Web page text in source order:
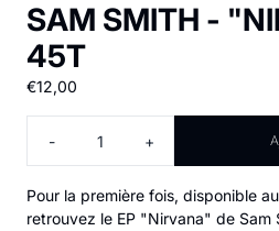
SAM SMITH -
45T
€12,00
- +
Pour la première fois, disponible
retrouvez le EP "Nirvana" de Sam